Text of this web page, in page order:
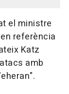
el ministre
referència
Katz
amb